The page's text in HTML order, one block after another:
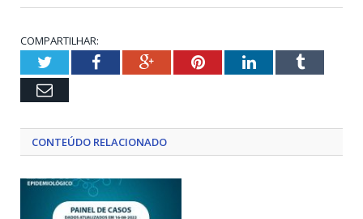
COMPARTILHAR:
TwitterFacebookGoogle+PinterestLinkedInTumblr
Email
CONTEÚDO RELACIONADO